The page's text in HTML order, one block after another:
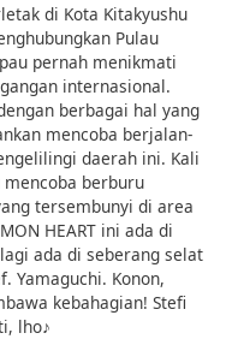
di Kota Kitakyushu
Pulau
pernah menikmati
internasional.
berbagai hal yang
mencoba berjalan-
daerah ini. Kali
berburu
tersembunyi di area
HEART ini ada di
ada di seberang selat
Yamaguchi. Konon,
kebahagian! Stefi
lho♪